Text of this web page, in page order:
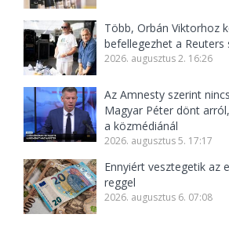
Több, Orbán Viktorhoz
befellegezhet a Reuters
2026. augusztus 2. 16:26
Az Amnesty szerint
Magyar Péter dönt
a közmédiánál
2026. augusztus 5. 17:17
Ennyiért vesztegetik az
reggel
2026. augusztus 6. 07:08